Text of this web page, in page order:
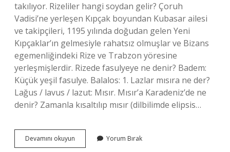
takılıyor. Rizeliler hangi soydan gelir? Çoruh
Vadisi’ne yerleşen Kıpçak boyundan Kubasar ailesi
ve takipçileri, 1195 yılında doğudan gelen Yeni
Kıpçaklar’ın gelmesiyle rahatsız olmuşlar ve Bizans
egemenliğindeki Rize ve Trabzon yöresine
yerleşmişlerdir. Rizede fasulyeye ne denir? Badem:
Küçük yeşil fasulye. Balalos: 1. Lazlar mısıra ne der?
Lağus / lavus / lazut: Mısır. Mısır’a Karadeniz’de ne
denir? Zamanla kısaltılıp mısır (dilbilimde elipsis…
Devamını okuyun
Misira
Yorum Bırak